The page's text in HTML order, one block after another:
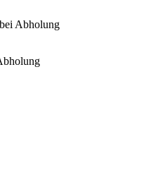
Abholung